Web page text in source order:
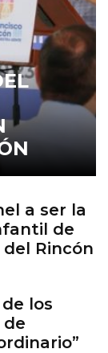
a ser la
de
Rincón
los
de